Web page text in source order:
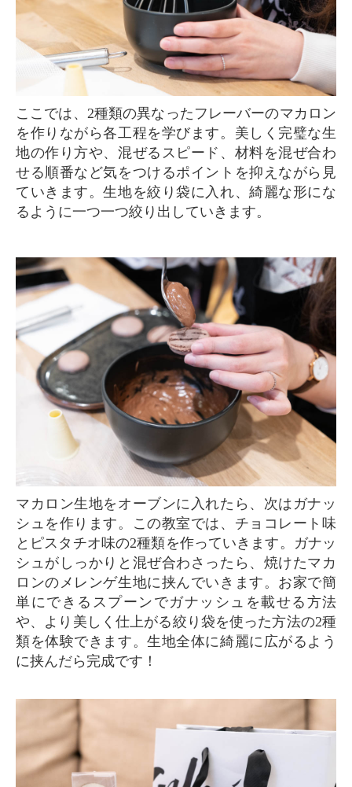
ここでは、2種類の異なったフレーバーのマカロン
を作りながら各工程を学びます。美しく完璧な生
地の作り方や、混ぜるスピード、材料を混ぜ合わ
せる順番など気をつけるポイントを抑えながら見
ていきます。生地を絞り袋に入れ、綺麗な形にな
るように一つ一つ絞り出していきます。
マカロン生地をオーブンに入れたら、次はガナッ
シュを作ります。この教室では、チョコレート味
とピスタチオ味の2種類を作っていきます。ガナッ
シュがしっかりと混ぜ合わさったら、焼けたマカ
ロンのメレンゲ生地に挟んでいきます。お家で簡
単にできるスプーンでガナッシュを載せる方法
や、より美しく仕上がる絞り袋を使った方法の2種
類を体験できます。生地全体に綺麗に広がるよう
に挟んだら完成です！